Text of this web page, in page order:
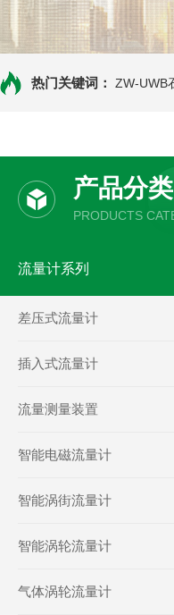
热门关键词： ZW-UWB
产品分类
PRODUCTS
流量计系列
差压式流量计
插入式流量计
流量测量装置
智能电磁流量计
智能涡街流量计
智能涡轮流量计
气体涡轮流量计